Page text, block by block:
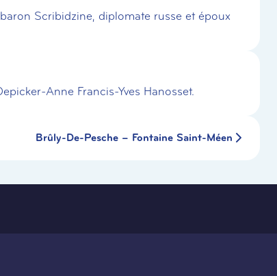
Scribidzine, diplomate russe et époux
Anne Francis-Yves Hanosset.
Brûly-De-Pesche – Fontaine Saint-Méen